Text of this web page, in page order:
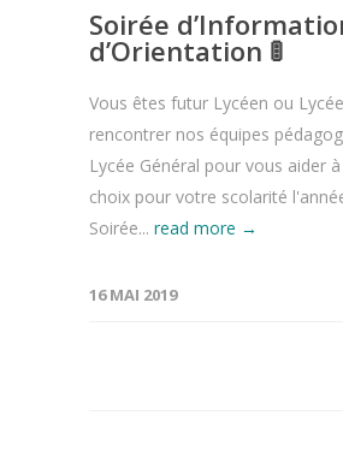
Soirée
d’Orientation 🚦
Vous êtes futur Lycéen ou
rencontrer nos équipes
Lycée Général pour vous aider
choix pour votre scolarité
Soirée... read more →
16 MAI 2019